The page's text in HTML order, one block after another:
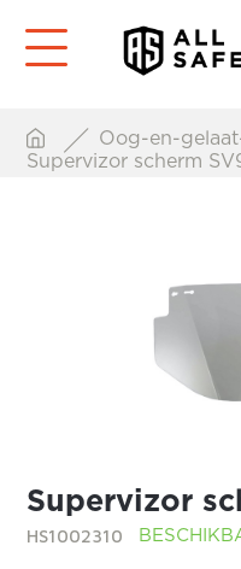
Oog-en-
Supervizor scherm
Supervizor
HS1002310